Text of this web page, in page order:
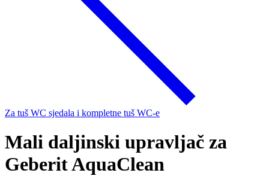
Za tuš WC sjedala i kompletne tuš WC-e
Mali daljinski upravljač za
Geberit AquaClean